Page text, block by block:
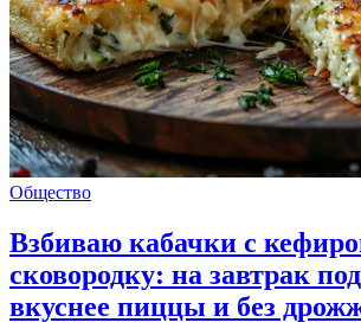
Общество
Взбиваю кабачки с
сковородку: на завтрак
вкуснее пиццы и без